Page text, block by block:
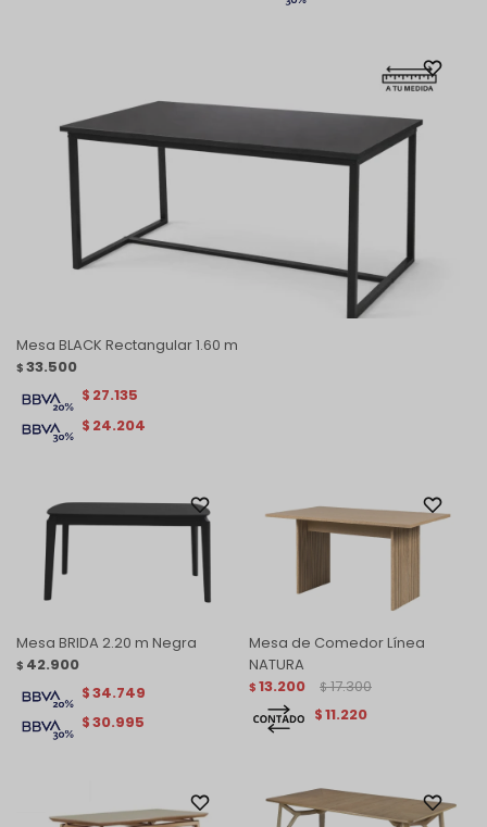
Mesa BLACK Rectangular 1.60 m
$ 33.500
$ 24.204
$ 27.135
Mesa BRIDA 2.20 m Negra
$ 42.900
$30.995
$34.749
Mesa de Comedor Línea
NATURA
$ 13.200 $ 17.300
$11.220